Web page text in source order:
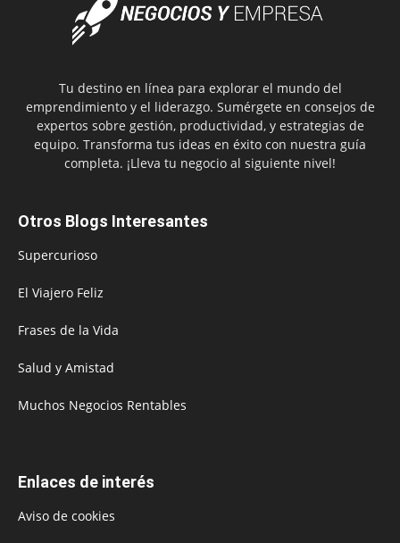
Tu destino en línea para explorar el mundo del
emprendimiento y el liderazgo. Sumérgete en consejos de
expertos sobre gestión, productividad, y estrategias de
equipo. Transforma tus ideas en éxito con nuestra guía
completa. ¡Lleva tu negocio al siguiente nivel!
Otros Blogs Interesantes
Supercurioso
El Viajero Feliz
Frases de la Vida
Salud y Amistad
Muchos Negocios Rentables
Enlaces de interés
Aviso de cookies